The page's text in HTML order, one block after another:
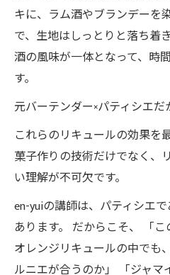
キに、ラム酒やブランデーを
で、生地はしっとりと落ち着
酒の風味が一体となって、時
す。
元バーテンダー×パティシエ
これらのリキュールの効果を
菓子作りの技術だけでなく、
い理解が不可欠です。
en-yuiの講師は、パティシエ
あります。 だからこそ、 「
オレンジリキュールの中でも
ルニエが合うのか」 「ジャ